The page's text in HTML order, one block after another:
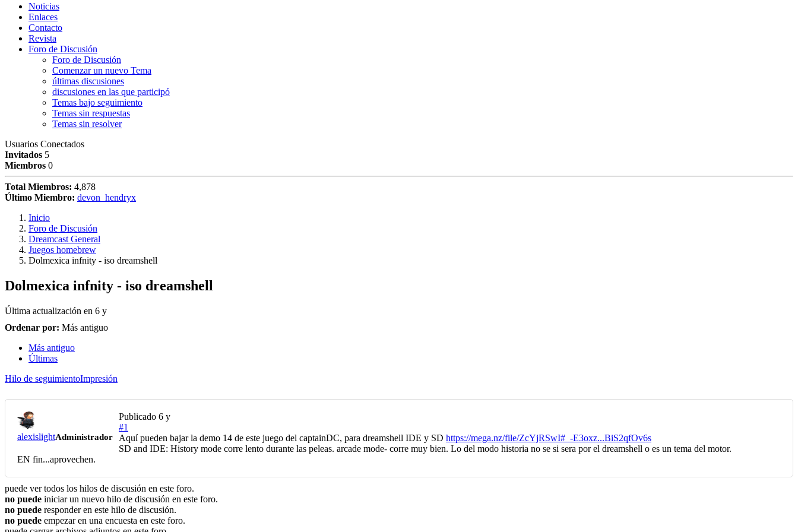
Noticias
Enlaces
Contacto
Revista
Foro de Discusión
Foro de Discusión
Comenzar un nuevo Tema
últimas discusiones
discusiones en las que participó
Temas bajo seguimiento
Temas sin respuestas
Temas sin resolver
Usuarios Conectados
Invitados 5
Miembros 0
Total Miembros: 4,878
Último Miembro: devon_hendryx
Inicio
Foro de Discusión
Dreamcast General
Juegos homebrew
Dolmexica infnity - iso dreamshell
Dolmexica infnity - iso dreamshell
Última actualización en 6 y
Ordenar por: Más antiguo
Más antiguo
Últimas
Hilo de seguimientoImpresión
alexislightAdministrador
Publicado 6 y
#1
Aquí pueden bajar la demo 14 de este juego del captainDC, para dreamshell IDE y SD https://mega.nz/file/ZcYjRSwI#_-E3oxz...BiS2qfOv6s
SD and IDE: History mode corre lento durante las peleas. arcade mode- corre muy bien. Lo del modo historia no se si sera por el dreamshell o es un tema del motor.
EN fin...aprovechen.
puede ver todos los hilos de discusión en este foro.
no puede iniciar un nuevo hilo de discusión en este foro.
no puede responder en este hilo de discusión.
no puede empezar en una encuesta en este foro.